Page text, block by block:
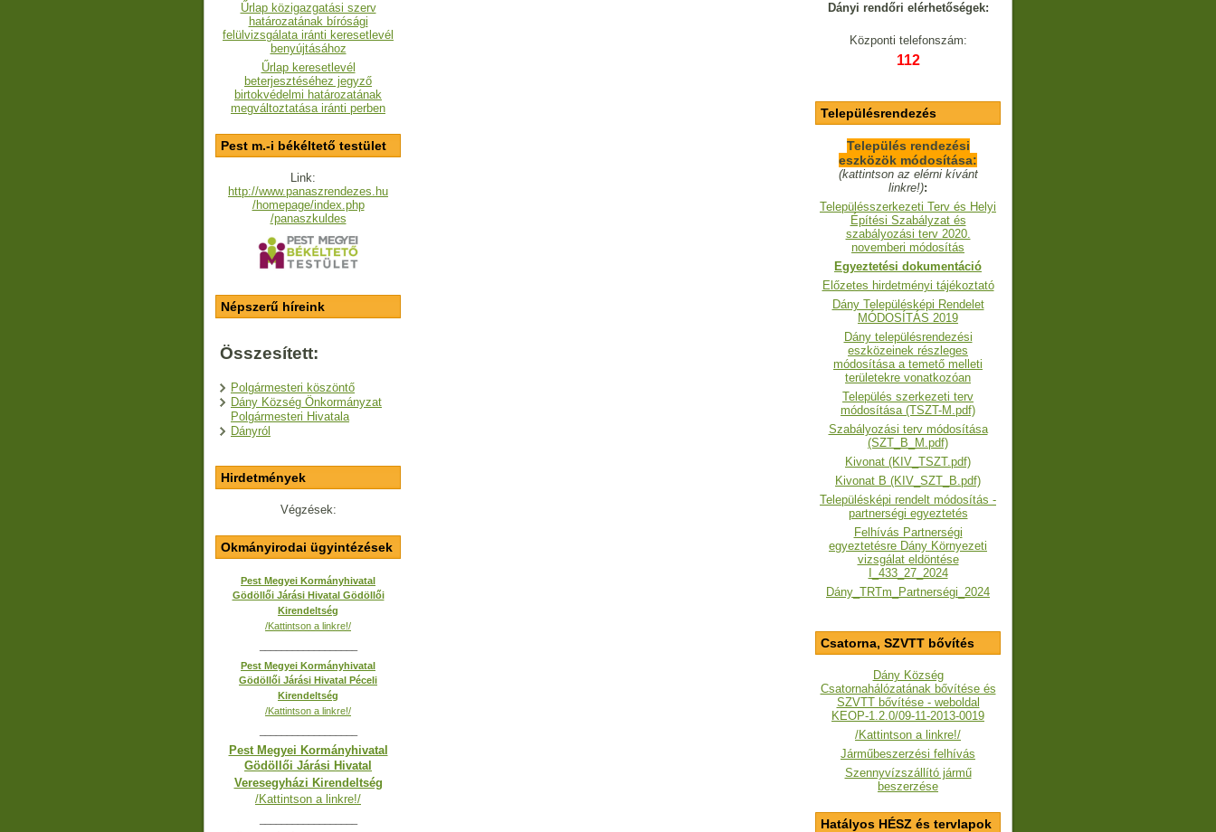
Űrlap közigazgatási szerv
határozatának bírósági
felülvizsgálata iránti keresetlevél
benyújtásához
Űrlap keresetlevél
beterjesztéséhez jegyző
birtokvédelmi határozatának
megváltoztatása iránti perben
Pest m.-i békéltető testület
Link:
http://www.panaszrendezes.hu
/homepage/index.php
/panaszkuldes
Népszerű híreink
Összesített:
Polgármesteri köszöntő
Dány Község Önkormányzat
Polgármesteri Hivatala
Dányról
Hirdetmények
Végzések:
Okmányirodai ügyintézések
Pest Megyei Kormányhivatal
Gödöllői Járási Hivatal Gödöllői
Kirendeltség
/Kattintson a linkre!/
Pest Megyei Kormányhivatal
Gödöllői Járási Hivatal Péceli
Kirendeltség
/Kattintson a linkre!/
Pest Megyei Kormányhivatal
Gödöllői Járási Hivatal
Veresegyházi Kirendeltség
/Kattintson a linkre!/
Dányi rendőri elérhetőségek:
Központi telefonszám:
112
Településrendezés
Település rendezési
eszközök módosítása:
(kattintson az elérni kívánt
linkre!):
Településszerkezeti Terv és Helyi
Építési Szabályzat és
szabályozási terv 2020.
novemberi módosítás
Egyeztetési dokumentáció
Előzetes hirdetményi tájékoztató
Dány Településképi Rendelet
MÓDOSÍTÁS 2019
Dány településrendezési
eszközeinek részleges
módosítása a temető melleti
területekre vonatkozóan
Település szerkezeti terv
módosítása (TSZT-M.pdf)
Szabályozási terv módosítása
(SZT_B_M.pdf)
Kivonat (KIV_TSZT.pdf)
Kivonat B (KIV_SZT_B.pdf)
Településképi rendelt módosítás -
partnerségi egyeztetés
Felhívás Partnerségi
egyeztetésre Dány Környezeti
vizsgálat eldöntése
I_433_27_2024
Dány_TRTm_Partnerségi_2024
Csatorna, SZVTT bővítés
Dány Község
Csatornahálózatának bővítése és
SZVTT bővítése - weboldal
KEOP-1.2.0/09-11-2013-0019
/Kattintson a linkre!/
Járműbeszerzési felhívás
Szennyvízszállító jármű
beszerzése
Hatályos HÉSZ és tervlapok